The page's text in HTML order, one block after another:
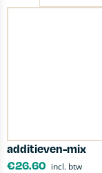
additieven-mix
€26.60 incl. btw